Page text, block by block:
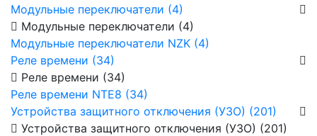
Модульные переключатели (4)
Модульные переключатели (4)
Модульные переключатели NZK (4)
Реле времени (34)
Реле времени (34)
Реле времени NTE8 (34)
Устройства защитного отключения (УЗО) (201)
Устройства защитного отключения (УЗО) (201)